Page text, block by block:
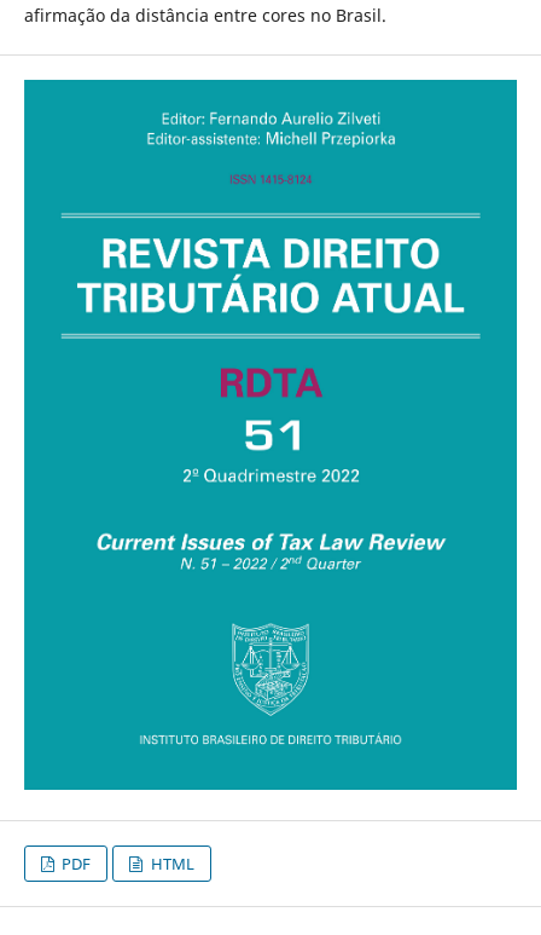
afirmação da distância entre cores no Brasil.
PDF HTML